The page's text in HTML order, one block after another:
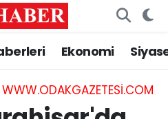
Ekonomi
HABERLERİ